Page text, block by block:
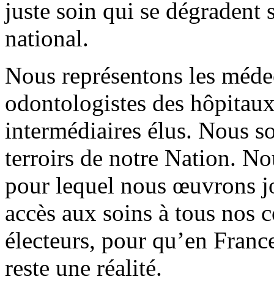
juste soin qui se dégradent
national.
Nous représentons les
odontologistes des
intermédiaires élus. Nous
terroirs de notre Nation.
pour lequel nous œuvrons
accès aux soins à tous nos
électeurs, pour qu’en
reste une réalité.